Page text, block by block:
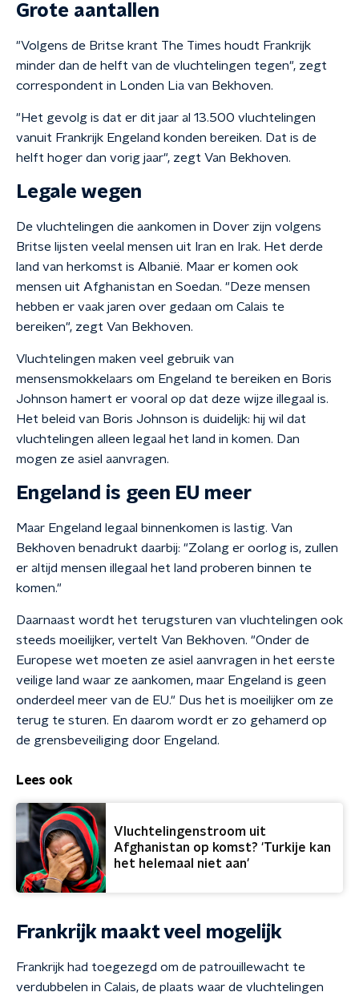
Grote aantallen
"Volgens de Britse krant The Times houdt Frankrijk
minder dan de helft van de vluchtelingen tegen", zegt
correspondent in Londen Lia van Bekhoven.
"Het gevolg is dat er dit jaar al 13.500 vluchtelingen
vanuit Frankrijk Engeland konden bereiken. Dat is de
helft hoger dan vorig jaar", zegt Van Bekhoven.
Legale wegen
De vluchtelingen die aankomen in Dover zijn volgens
Britse lijsten veelal mensen uit Iran en Irak. Het derde
land van herkomst is Albanië. Maar er komen ook
mensen uit Afghanistan en Soedan. "Deze mensen
hebben er vaak jaren over gedaan om Calais te
bereiken", zegt Van Bekhoven.
Vluchtelingen maken veel gebruik van
mensensmokkelaars om Engeland te bereiken en Boris
Johnson hamert er vooral op dat deze wijze illegaal is.
Het beleid van Boris Johnson is duidelijk: hij wil dat
vluchtelingen alleen legaal het land in komen. Dan
mogen ze asiel aanvragen.
Engeland is geen EU meer
Maar Engeland legaal binnenkomen is lastig. Van
Bekhoven benadrukt daarbij: "Zolang er oorlog is, zullen
er altijd mensen illegaal het land proberen binnen te
komen."
Daarnaast wordt het terugsturen van vluchtelingen ook
steeds moeilijker, vertelt Van Bekhoven. "Onder de
Europese wet moeten ze asiel aanvragen in het eerste
veilige land waar ze aankomen, maar Engeland is geen
onderdeel meer van de EU." Dus het is moeilijker om ze
terug te sturen. En daarom wordt er zo gehamerd op
de grensbeveiliging door Engeland.
Lees ook
Vluchtelingenstroom uit
Afghanistan op komst? 'Turkije kan
het helemaal niet aan'
Frankrijk maakt veel mogelijk
Frankrijk had toegezegd om de patrouillewacht te
verdubbelen in Calais, de plaats waar de vluchtelingen